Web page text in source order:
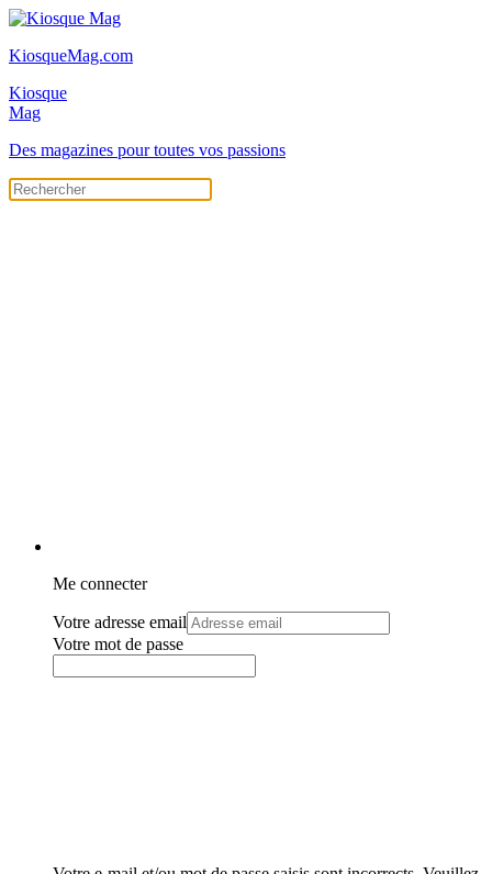
KiosqueMag.com
Kiosque
Mag
Des magazines pour toutes vos passions
Me connecter
Votre adresse email
Votre mot de passe